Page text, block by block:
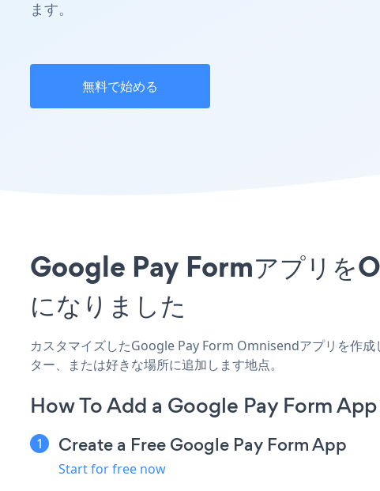
ます。
無料で始める
Google Pay Formアプリを
になりました
カスタマイズしたGoogle Pay Form Omnisendアプリを作
ター、または好きな場所に追加します地点。
How To Add a Google Pay Form
Create a Free Google Pay Form App
Start for free now